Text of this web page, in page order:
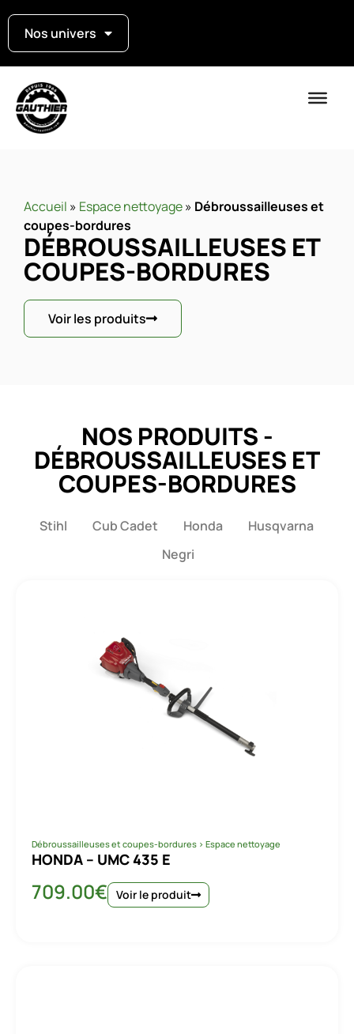
Nos univers
Accueil » Espace nettoyage» Débroussailleuses et
coupes-bordures
DÉBROUSSAILLEUSES ET
COUPES-BORDURES
Voir les produits
NOS PRODUITS -
DÉBROUSSAILLEUSES ET
COUPES-BORDURES
Stihl Cub Cadet Honda
Husqvarna
Negri
Débroussailleuses et coupes-bordures > Espace nettoyage
HONDA – UMC 435 E
709.00€ Voir le produit